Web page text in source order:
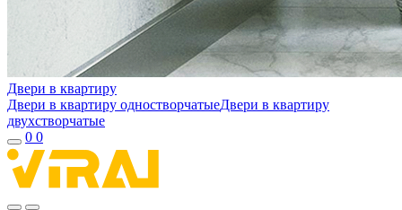
Двери в квартиру
Двери в квартиру одностворчатыеДвери в квартиру
двухстворчатые
0 0